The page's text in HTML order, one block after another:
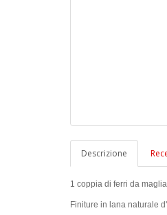
Descrizione
1 coppia di ferri da
Finiture in lana naturale